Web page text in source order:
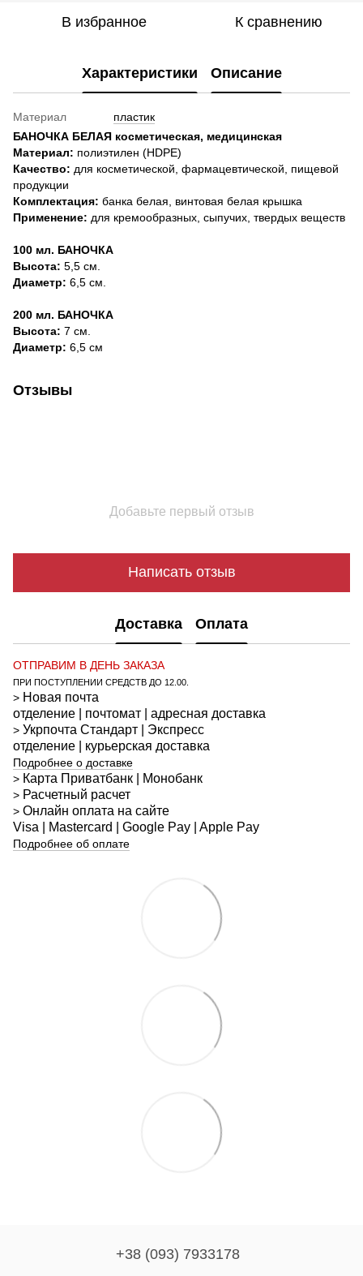
В избранное К сравнению
Характеристики Описание
Материал
пластик
БАНОЧКА БЕЛАЯ косметическая, медицинская
Материал: полиэтилен (HDPE)
Качество: для косметической, фармацевтической, пищевой
продукции
Комплектация: банка белая, винтовая белая крышка
Применение: для кремообразных, сыпучих, твердых веществ
100 мл. БАНОЧКА
Высота: 5,5 cм.
Диаметр: 6,5 см.
200 мл. БАНОЧКА
Высота: 7 cм.
Диаметр: 6,5 см
Отзывы
Добавьте первый отзыв
Написать отзыв
Доставка Оплата
ОТПРАВИМ В ДЕНЬ ЗАКАЗА
ПРИ ПОСТУПЛЕНИИ СРЕДСТВ ДО 12.00.
> Новая почта
отделение | почтомат | адресная доставка
> Укрпочта Стандарт
| Экспресс
отделение | курьерская доставка
Подробнее о доставке
> Карта Приватбанк | Монобанк
> Расчетный расчет
> Онлайн оплата на сайте
Visa | Mastercard | Google Pay | Apple Pay
Подробнее об оплате
+38 (093) 7933178